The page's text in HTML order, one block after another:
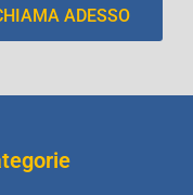
ADESSO